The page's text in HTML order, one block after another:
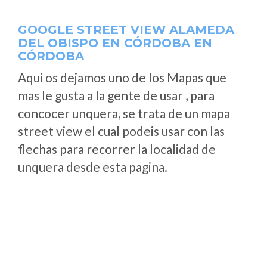
GOOGLE STREET VIEW ALAMEDA
DEL OBISPO EN CÓRDOBA EN
CÓRDOBA
Aqui os dejamos uno de los Mapas que
mas le gusta a la gente de usar , para
concocer unquera, se trata de un mapa
street view el cual podeis usar con las
flechas para recorrer la localidad de
unquera desde esta pagina.